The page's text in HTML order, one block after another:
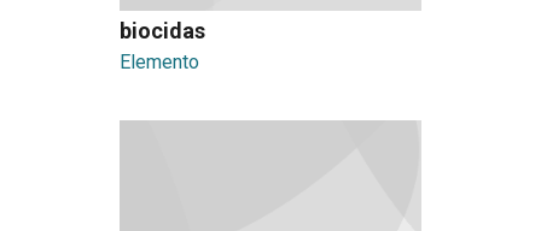
biocidas
Elemento